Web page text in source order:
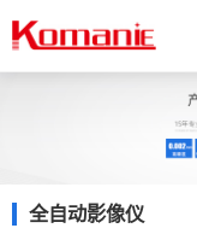
全自动影像仪